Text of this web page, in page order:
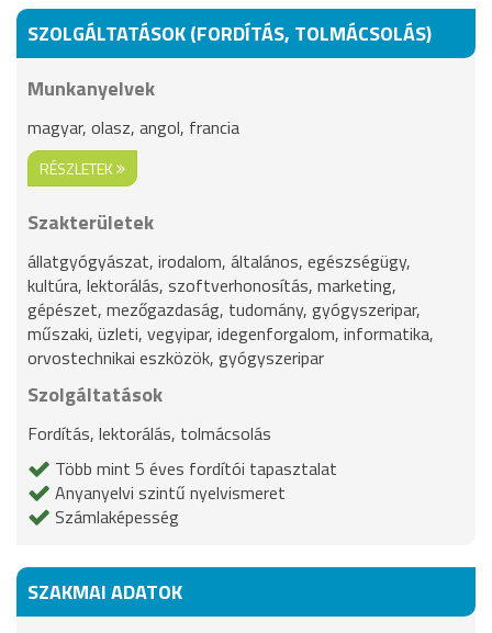
SZOLGÁLTATÁSOK (FORDÍTÁS, TOLMÁCSOLÁS)
Munkanyelvek
magyar, olasz, angol, francia
RÉSZLETEK
Szakterületek
állatgyógyászat, irodalom, általános, egészségügy,
kultúra, lektorálás, szoftverhonosítás, marketing,
gépészet, mezőgazdaság, tudomány, gyógyszeripar,
műszaki, üzleti, vegyipar, idegenforgalom, informatika,
orvostechnikai eszközök, gyógyszeripar
Szolgáltatások
Fordítás, lektorálás, tolmácsolás
Több mint 5 éves fordítói tapasztalat
Anyanyelvi szintű nyelvismeret
Számlaképesség
SZAKMAI ADATOK